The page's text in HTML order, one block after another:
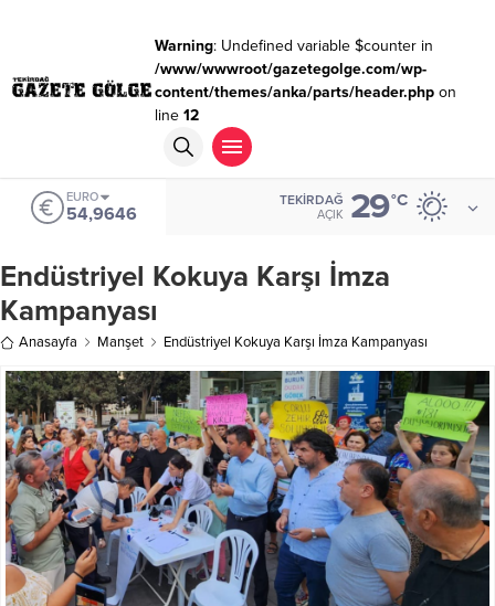
Warning: Undefined variable $counter in
/www/wwwroot/gazetegolge.com/wp-
content/themes/anka/parts/header.phpon
line 12
EURO
54,9646
TEKIRDAĞ
AÇIK 29°C
Endüstriyel Kokuya Karşı İmza
Kampanyası
Anasayfa Manşet Endüstriyel Kokuya Karşı İmza Kampanyası